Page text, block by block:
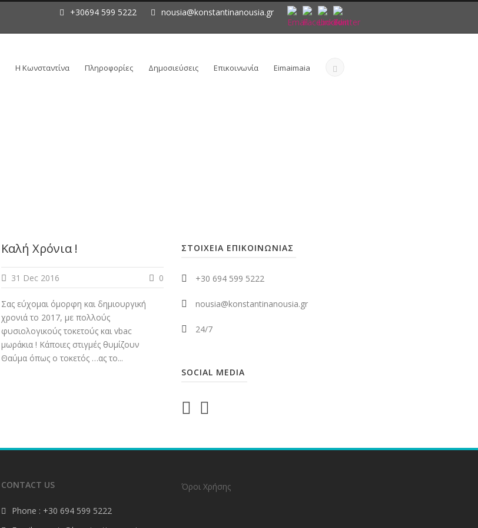
+30694 599 5222 nousia@konstantinanousia.gr
Η Κωνσταντίνα Πληροφορίες Δημοσιεύσεις Επικοινωνία Eimaimaia
Καλή Χρόνια !
31 Dec 2016 0
Σας εύχομαι όμορφη και δημιουργική
χρονιά το 2017, με πολλούς
φυσιολογικούς τοκετούς και vbac
μωράκια ! Κάποιες στιγμές θυμίζουν
Θαύμα όπως ο τοκετός …ας το...
ΣΤΟΙΧΕΙΑ ΕΠΙΚΟΙΝΩΝΙΑΣ
+30 694 599 5222
nousia@konstantinanousia.gr
24/7
SOCIAL MEDIA
CONTACT US
Phone : +30 694 599 5222
Όροι Χρήσης